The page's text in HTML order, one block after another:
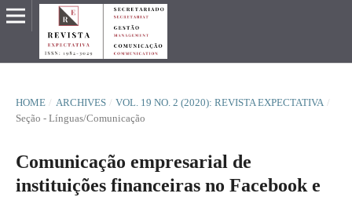
HOME / ARCHIVES / VOL. 19 NO. 2 (2020): REVISTA EXPECTATIVA /
Seção - Línguas/Comunicação
Comunicação empresarial de
instituições financeiras no Facebook e